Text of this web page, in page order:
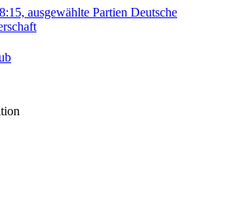
ausgewählte Partien Deutsche